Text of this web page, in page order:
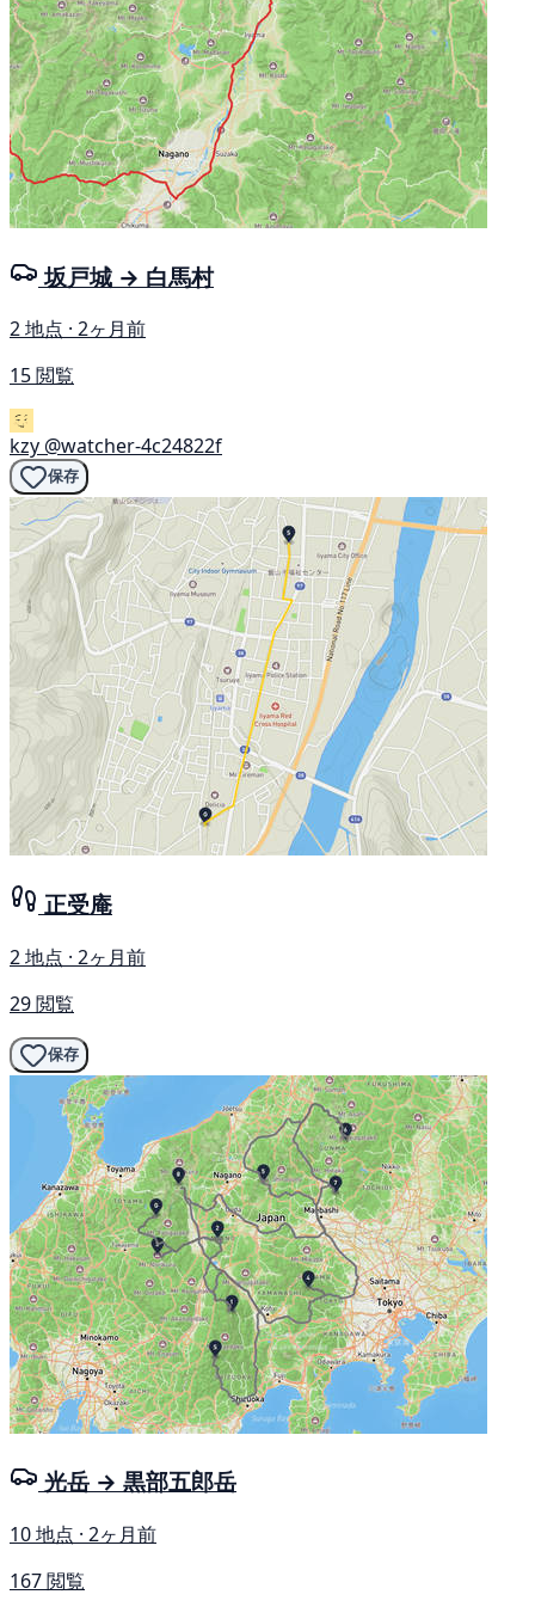
坂戸城 → 白馬村
2 地点 · 2ヶ月前
15 閲覧
kzy @watcher-4c24822f
保存
正受庵
2 地点 · 2ヶ月前
29 閲覧
保存
光岳 → 黒部五郎岳
10 地点 · 2ヶ月前
167 閲覧